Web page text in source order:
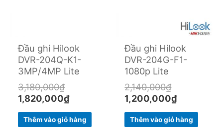
Đầu ghi Hilook
DVR-204Q-K1-
3MP/4MP Lite
3,180,000₫
1,820,000₫
Thêm vào giỏ hàng
Đầu ghi Hilook
DVR-204G-F1-
1080p Lite
2,140,000₫
1,200,000₫
Thêm vào giỏ hàng